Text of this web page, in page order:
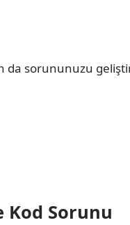
da sorununuzu
Kod Sorunu